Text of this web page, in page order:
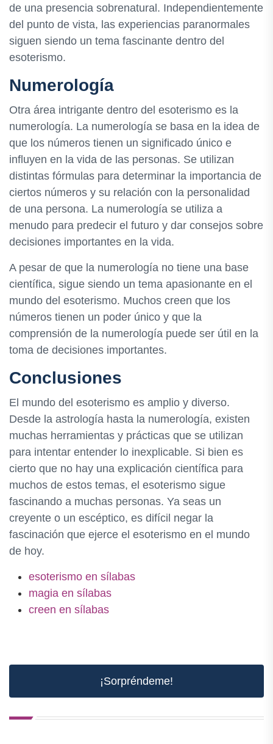
de una presencia sobrenatural. Independientemente
del punto de vista, las experiencias paranormales
siguen siendo un tema fascinante dentro del
esoterismo.
Numerología
Otra área intrigante dentro del esoterismo es la
numerología. La numerología se basa en la idea de
que los números tienen un significado único e
influyen en la vida de las personas. Se utilizan
distintas fórmulas para determinar la importancia de
ciertos números y su relación con la personalidad
de una persona. La numerología se utiliza a
menudo para predecir el futuro y dar consejos sobre
decisiones importantes en la vida.
A pesar de que la numerología no tiene una base
científica, sigue siendo un tema apasionante en el
mundo del esoterismo. Muchos creen que los
números tienen un poder único y que la
comprensión de la numerología puede ser útil en la
toma de decisiones importantes.
Conclusiones
El mundo del esoterismo es amplio y diverso.
Desde la astrología hasta la numerología, existen
muchas herramientas y prácticas que se utilizan
para intentar entender lo inexplicable. Si bien es
cierto que no hay una explicación científica para
muchos de estos temas, el esoterismo sigue
fascinando a muchas personas. Ya seas un
creyente o un escéptico, es difícil negar la
fascinación que ejerce el esoterismo en el mundo
de hoy.
esoterismo en sílabas
magia en sílabas
creen en sílabas
¡Sorpréndeme!